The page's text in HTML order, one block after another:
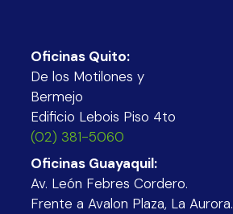
Oficinas Quito:
De los Motilones y
Bermejo
Edificio Lebois Piso 4to
(02) 381-5060
Oficinas Guayaquil:
Av. León Febres Cordero.
Frente a Avalon Plaza, La Aurora.